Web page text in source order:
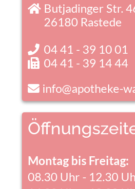
Butjadinger Str.
26180 Rastede
04 41 - 39 10 01
04 41 - 39 14 44
info@apotheke-
Montag bis Freitag:
08.30 Uhr - 12.30